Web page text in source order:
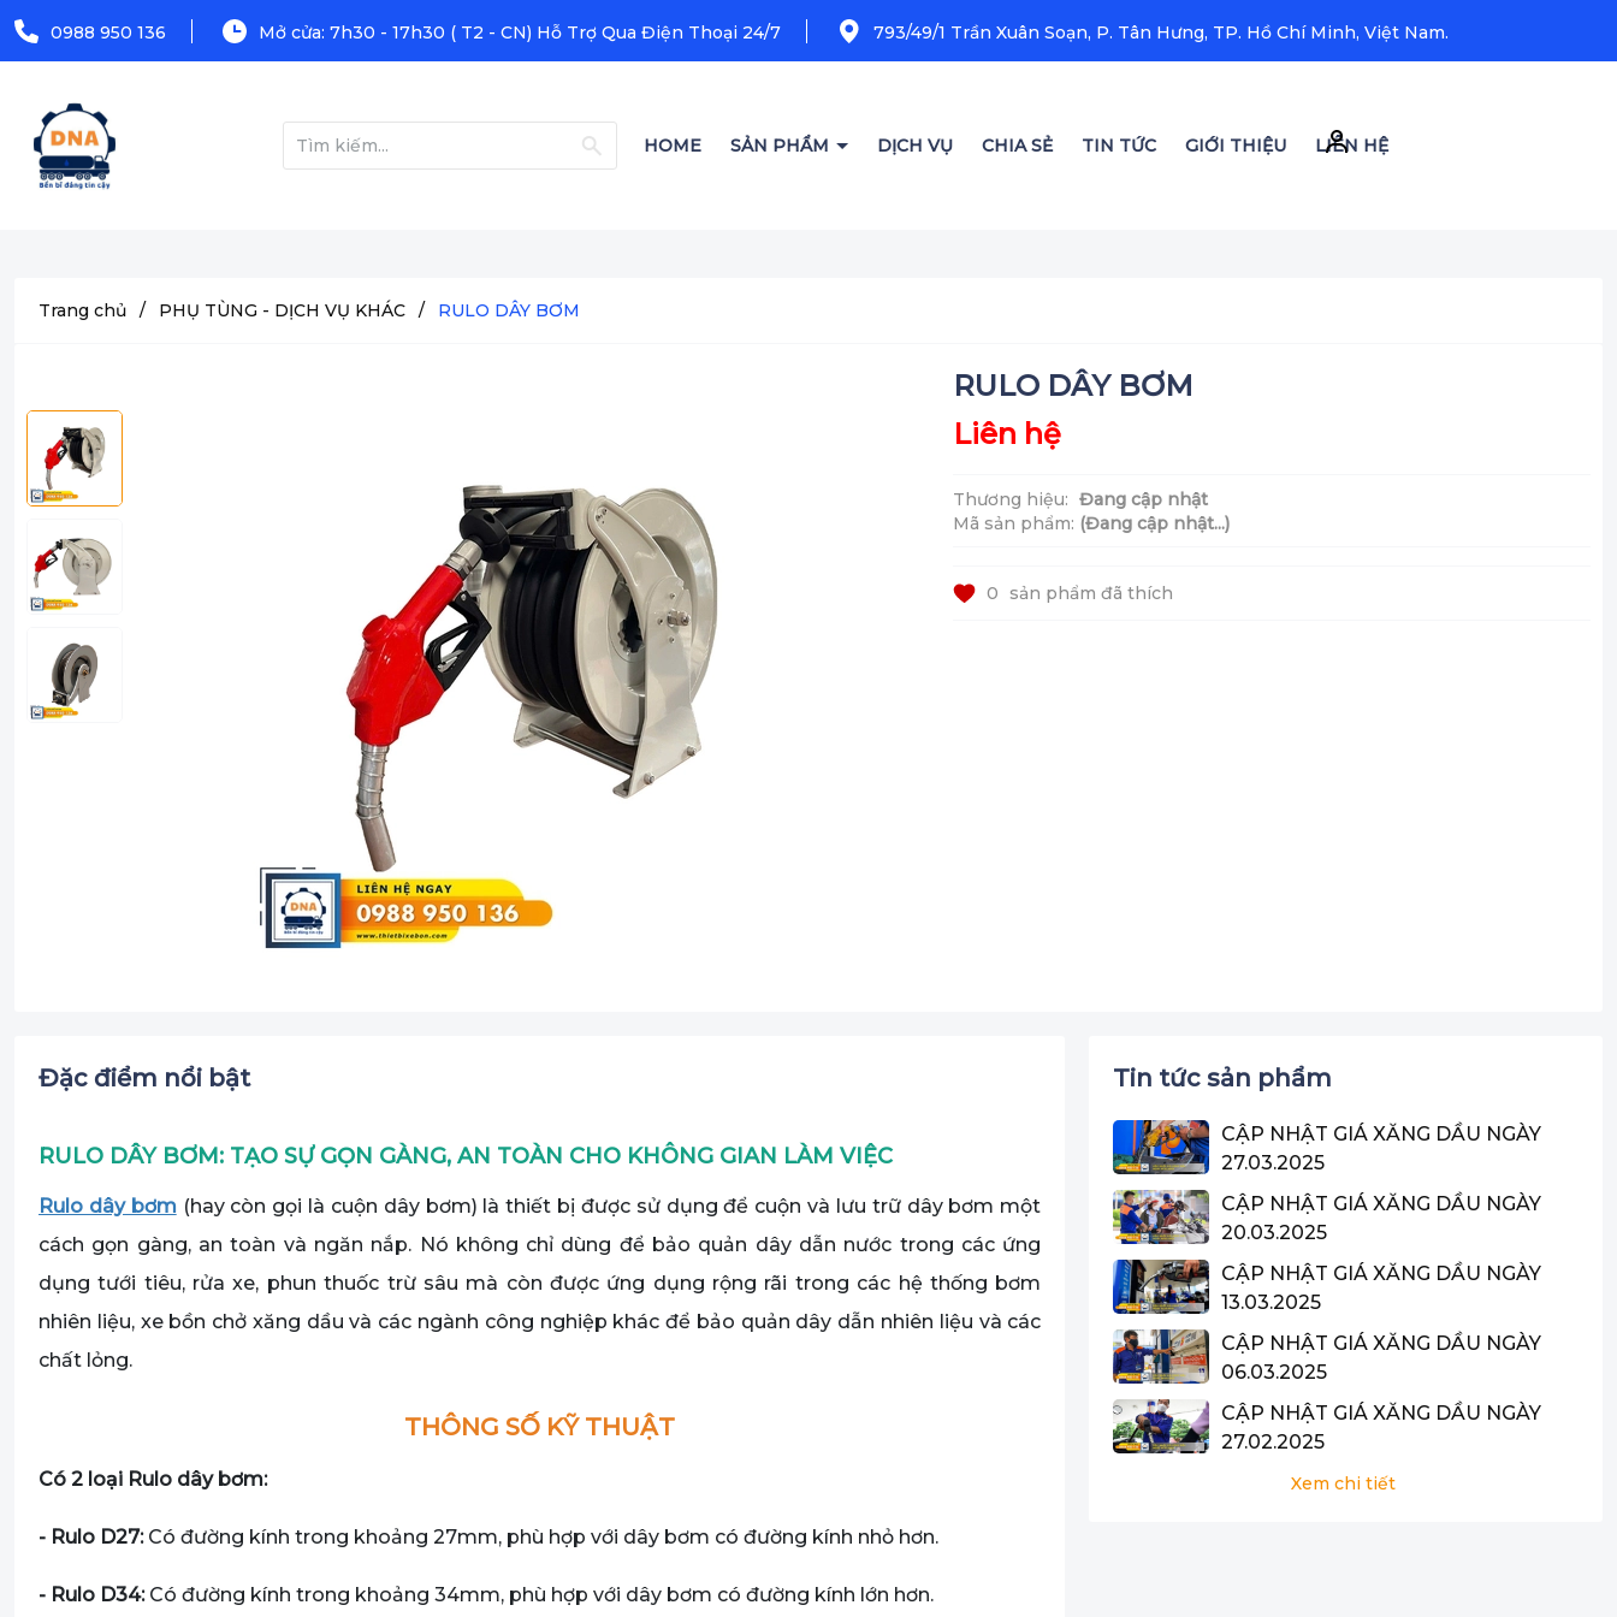
0988 950 136 Mở cửa: 7h30 - 17h30 ( T2 - CN) Hỗ Trợ Qua Điện Thoại 24/7 793/49/1 Trần Xuân Soạn, P. Tân Hưng, TP. Hồ Chí Minh, Việt Nam.
HOME SẢN PHẨM DỊCH VỤ CHIA SẺ TIN TỨC GIỚI THIỆU LIÊN HỆ
Trang chủ / PHỤ TÙNG - DỊCH VỤ KHÁC / RULO DÂY BƠM
RULO DÂY BƠM
Liên hệ
Thương hiệu: Đang cập nhật
Mã sản phẩm: (Đang cập nhật...)
0 sản phẩm đã thích
Đặc điểm nổi bật
RULO DÂY BƠM: TẠO SỰ GỌN GÀNG, AN TOÀN CHO KHÔNG GIAN LÀM VIỆC
Rulo dây bơm (hay còn gọi là cuộn dây bơm) là thiết bị được sử dụng để cuộn và lưu trữ dây bơm một
cách gọn gàng, an toàn và ngăn nắp. Nó không chỉ dùng để bảo quản dây dẫn nước trong các ứng
dụng tưới tiêu, rửa xe, phun thuốc trừ sâu mà còn được ứng dụng rộng rãi trong các hệ thống bơm
nhiên liệu, xe bồn chở xăng dầu và các ngành công nghiệp khác để bảo quản dây dẫn nhiên liệu và các
chất lỏng.
THÔNG SỐ KỸ THUẬT
Có 2 loại Rulo dây bơm:
- Rulo D27:Có đường kính trong khoảng 27mm, phù hợp với dây bơm có đường kính nhỏ hơn.
- Rulo D34:Có đường kính trong khoảng 34mm, phù hợp với dây bơm có đường kính lớn hơn.
Tin tức sản phẩm
CẬP NHẬT GIÁ XĂNG DẦU NGÀY
27.03.2025
CẬP NHẬT GIÁ XĂNG DẦU NGÀY
20.03.2025
CẬP NHẬT GIÁ XĂNG DẦU NGÀY
13.03.2025
CẬP NHẬT GIÁ XĂNG DẦU NGÀY
06.03.2025
CẬP NHẬT GIÁ XĂNG DẦU NGÀY
27.02.2025
Xem chi tiết